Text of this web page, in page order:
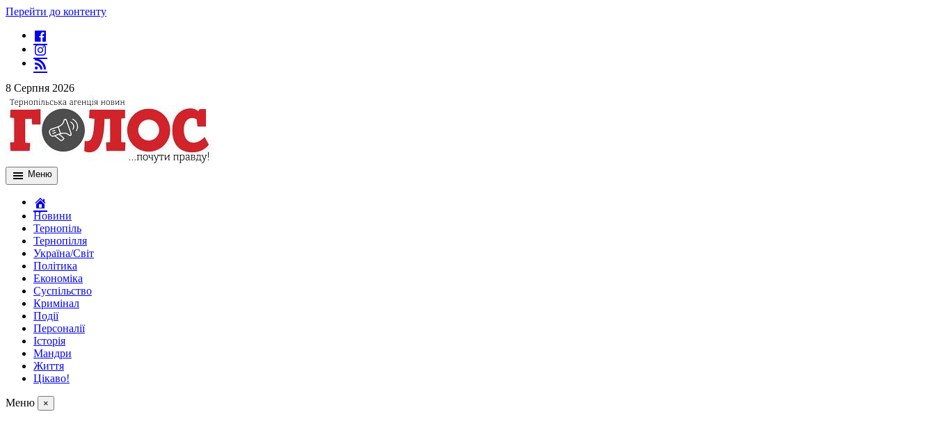
Перейти до контенту
8 Серпня 2026
Меню
Новини
Тернопіль
Тернопілля
Україна/Світ
Політика
Економіка
Суспільство
Кримінал
Події
Персоналії
Історія
Мандри
Життя
Цікаво!
Меню ×